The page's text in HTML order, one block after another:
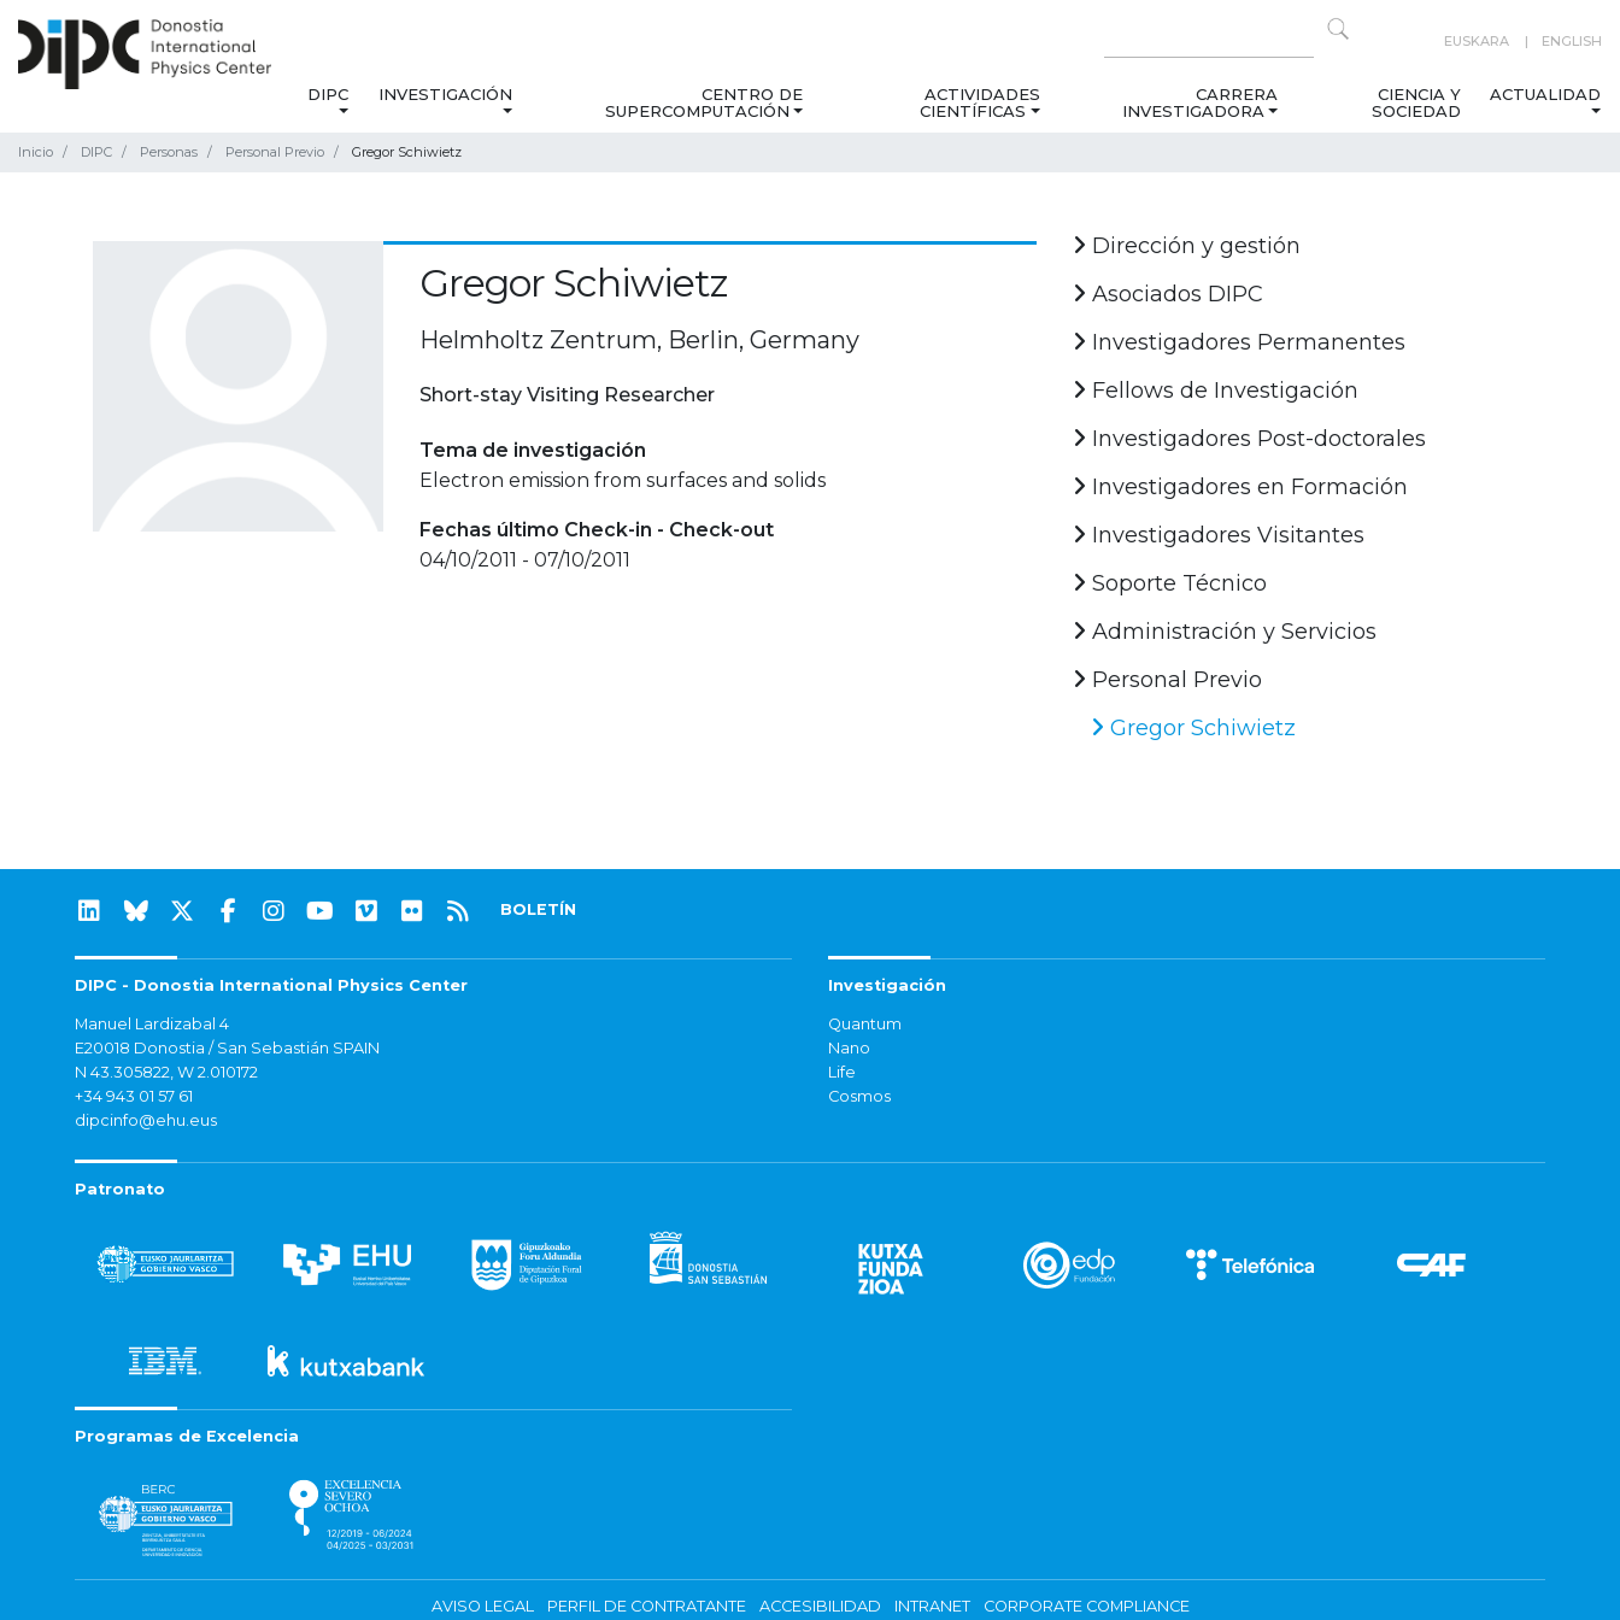
EUSKARA ENGLISH
DIPC INVESTIGACIÓN
CENTRO DE
SUPERCOMPUTACIÓN
ACTIVIDADES
CIENTÍFICAS
CARRERA
INVESTIGADORA
CIENCIA Y
SOCIEDAD
ACTUALIDAD
Inicio DIPC Personas Personal Previo Gregor Schiwietz
Gregor Schiwietz
Helmholtz Zentrum, Berlin, Germany
Short-stay Visiting Researcher
Tema de investigación
Electron emission from surfaces and solids
Fechas último Check-in - Check-out
04/10/2011 - 07/10/2011
Dirección y gestión
Asociados DIPC
Investigadores Permanentes
Fellows de Investigación
Investigadores Post-doctorales
Investigadores en Formación
Investigadores Visitantes
Soporte Técnico
Administración y Servicios
Personal Previo
Gregor Schiwietz
BOLETÍN
DIPC - Donostia International Physics Center
Manuel Lardizabal 4
E20018 Donostia / San Sebastián SPAIN
N 43.305822, W 2.010172
+34 943 01 57 61
dipcinfo@ehu.eus
Investigación
Quantum
Nano
Life
Cosmos
Patronato
Programas de Excelencia
AVISO LEGAL PERFIL DE CONTRATANTE ACCESIBILIDAD INTRANET CORPORATE COMPLIANCE